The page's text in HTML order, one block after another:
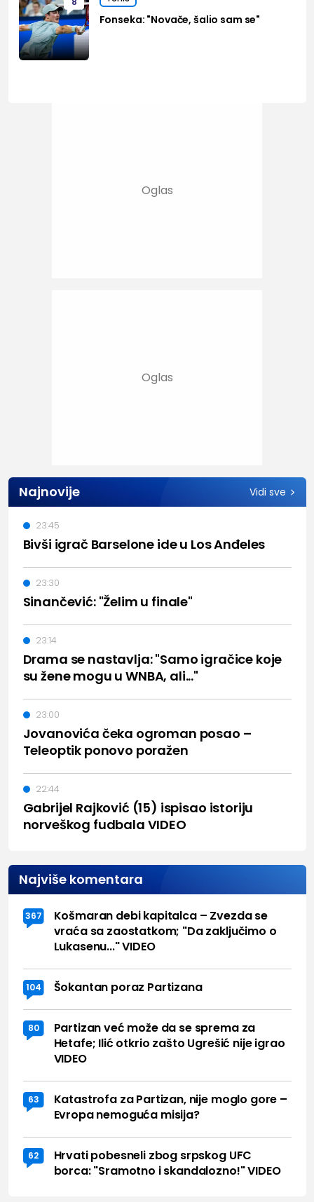
Fonseka: "Novače, šalio sam se"
Najnovije Vidi sve
Bivši igrač Barselone ide u Los Anđeles
23:45
Sinančević: "Želim u finale"
23:30
Drama se nastavlja: "Samo igračice koje
su žene mogu u WNBA, ali..."
23:14
Jovanovića čeka ogroman posao –
Teleoptik ponovo poražen
23:00
Gabrijel Rajković (15) ispisao istoriju
norveškog fudbala VIDEO
22:44
Najviše komentara
367
Košmaran debi kapitalca – Zvezda se
vraća sa zaostatkom; "Da zaključimo o
Lukasenu..." VIDEO
104 Šokantan poraz Partizana
80
Partizan već može da se sprema za
Hetafe; Ilić otkrio zašto Ugrešić nije igrao
VIDEO
63
Katastrofa za Partizan, nije moglo gore –
Evropa nemoguća misija?
62
Hrvati pobesneli zbog srpskog UFC
borca: "Sramotno i skandalozno!" VIDEO